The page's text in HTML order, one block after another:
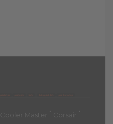
Cooler Master ' Corsair '